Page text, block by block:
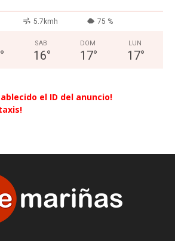
5.7kmh 75 %
°
SAB
16°
DOM
17°
LUN
17°
el ID del anuncio!